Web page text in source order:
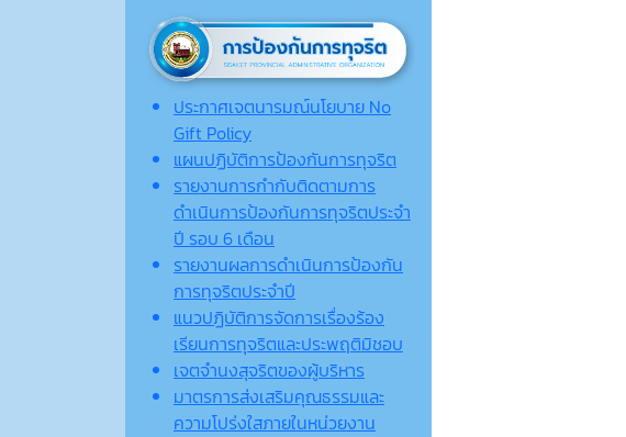
ประกาศเจตนารมณ์นโยบาย No
Gift Policy
แผนปฏิบัติการป้องกันการทุจริต
รายงานการกำกับติดตามการ
ดำเนินการป้องกันการทุจริตประจำ
ปี รอบ 6 เดือน
รายงานผลการดำเนินการป้องกัน
การทุจริตประจำปี
แนวปฏิบัติการจัดการเรื่องร้อง
เรียนการทุจริตและประพฤติมิชอบ
เจตจํานงสุจริตของผู้บริหาร
มาตรการส่งเสริมคุณธรรมและ
ความโปร่งใสภายในหน่วยงาน